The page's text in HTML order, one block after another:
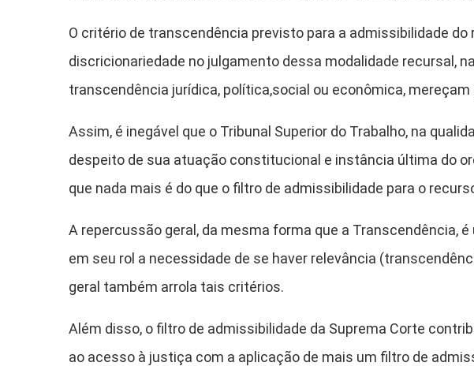
O critério de transcendência previsto para a admissibilidade
discricionariedade no julgamento dessa modalidade recursal,
transcendência jurídica, política,social ou econômica,
Assim, é inegável que o Tribunal Superior do Trabalho, na
despeito de sua atuação constitucional e instância última do
que nada mais é do que o filtro de admissibilidade para o
A repercussão geral, da mesma forma que a Transcendência,
em seu rol a necessidade de se haver relevância
geral também arrola tais critérios.
Além disso, o filtro de admissibilidade da Suprema Corte
ao acesso à justiça com a aplicação de mais um filtro de